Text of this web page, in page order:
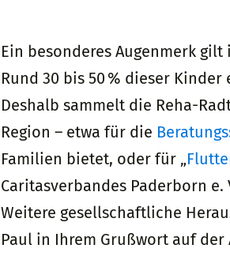
Ein besonderes Augenmerk
Rund 30 bis 50 % dieser
Deshalb sammelt die Reha-
Region – etwa für die
Familien bietet, oder für „
Caritasverbandes Paderborn e.
Weitere gesellschaftliche
Paul in Ihrem Grußwort auf